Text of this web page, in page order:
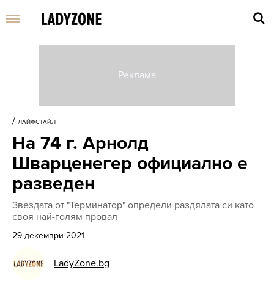
/ ЛАЙФСТАЙЛ
На 74 г. Арнолд
Шварценегер официално е
разведен
Звездата от "Терминатор" определи раздялата си като
своя най-голям провал
29 декември 2021
LadyZone.bg